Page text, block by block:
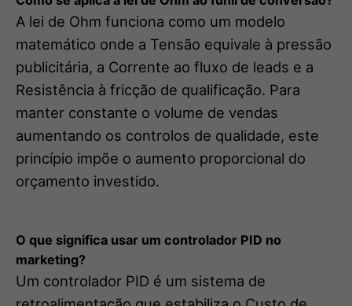
A lei de Ohm funciona como um modelo
matemático onde a Tensão equivale à pressão
publicitária, a Corrente ao fluxo de leads e a
Resistência à fricção de qualificação. Para
manter constante o volume de vendas
aumentando os controlos de qualidade, este
princípio impõe o aumento proporcional do
orçamento investido.
O que significa usar um controlador PID no
marketing?
Um controlador PID é um sistema de